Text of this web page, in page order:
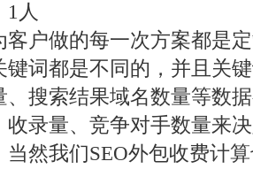
人
做的每一次方案都是定
键词都是不同的，并且关
、搜索结果域名数量等数
量、竞争对手数量来决
当然我们SEO外包收费计